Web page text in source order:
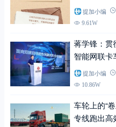
提加小编
9.61W
蒋学锋：贯
智能网联卡
提加小编
10.86W
车轮上的“
专线跑出高